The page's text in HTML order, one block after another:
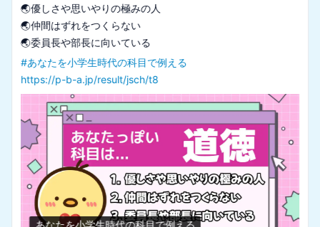
🌏優しさや思いやりの極みの人
🌏仲間はずれをつくらない
#あなたを小学生時代の科目で例える
https://p-b-a.jp/result/jsch/t8